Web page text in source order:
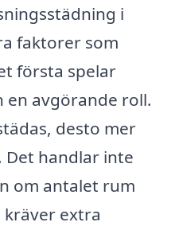
i
faktorer som
första spelar
en avgörande roll.
desto mer
Det handlar inte
om antalet rum
kräver extra